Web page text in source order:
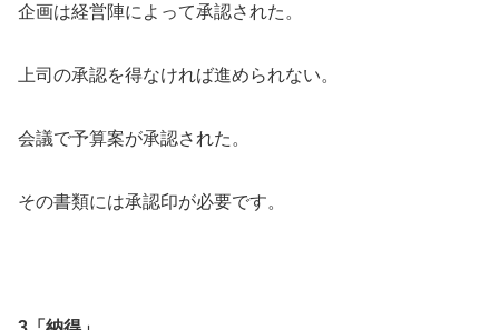
企画は経営陣によって承認された。
上司の承認を得なければ進められない。
会議で予算案が承認された。
その書類には承認印が必要です。